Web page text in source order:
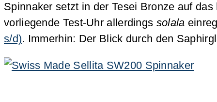
Spinnaker setzt in der Tesei Bronze auf
vorliegende Test-Uhr allerdings solala
s/d). Immerhin: Der Blick durch den